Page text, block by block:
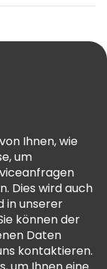
Ihnen, wie
um
Dies wird auch
in unserer
können der
Daten
kontaktieren.